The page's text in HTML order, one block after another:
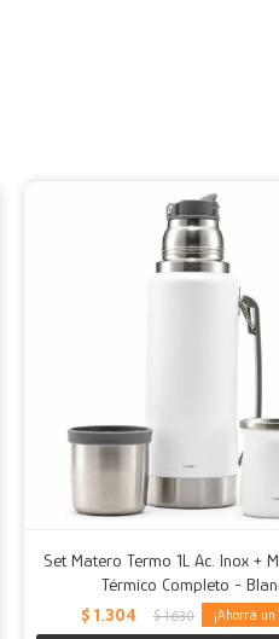
Set Matero Termo 1L Ac. Inox +
Térmico Completo -
$ 1.304 $ 1.630